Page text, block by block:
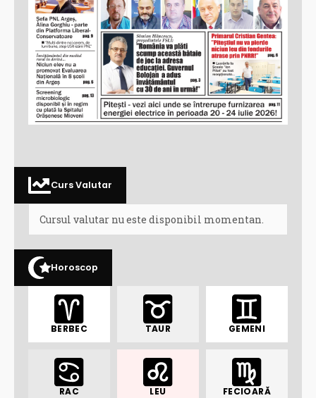
Curs Valutar
Cursul valutar nu este disponibil momentan.
Horoscop
BERBEC TAUR GEMENI
RAC LEU FECIOARĂ